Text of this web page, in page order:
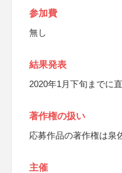
参加費
無し
結果発表
2020年1月下旬までに
著作権の扱い
応募作品の著作権は泉
主催